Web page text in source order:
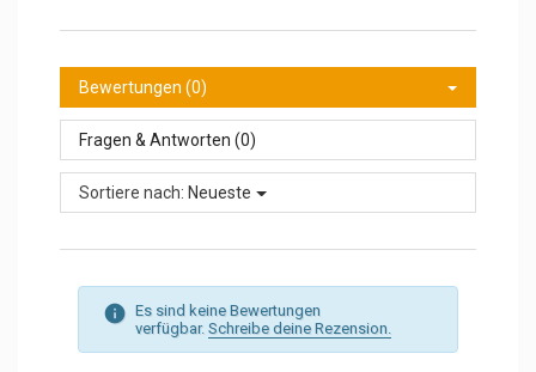
Bewertungen (0)
Fragen & Antworten (0)
Sortiere nach: Neueste
Es sind keine Bewertungen
verfügbar. Schreibe deine Rezension.